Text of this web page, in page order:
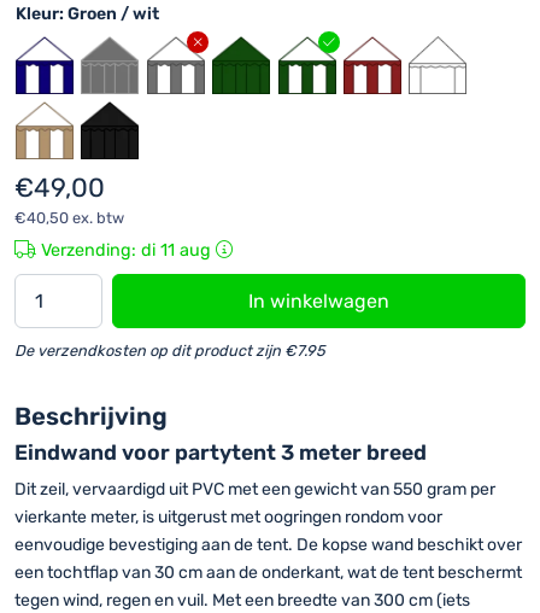
Kleur: Groen / wit
€49,00
€40,50 ex. btw
Verzending: di 11 aug
eindwand
3
Met
ritsen
|
PVC
hoeveelheid
In winkelwagen
De verzendkosten op dit product zijn €7.95
Beschrijving
Eindwand voor partytent 3 meter breed
Dit zeil, vervaardigd uit PVC met een gewicht van 550 gram per
vierkante meter, is uitgerust met oogringen rondom voor
eenvoudige bevestiging aan de tent. De kopse wand beschikt over
een tochtflap van 30 cm aan de onderkant, wat de tent beschermt
tegen wind, regen en vuil. Met een breedte van 300 cm (iets